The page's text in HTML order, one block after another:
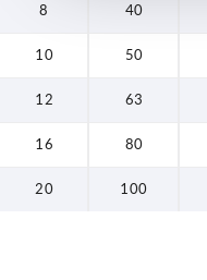
8 40
10 50
12 63
16 80
20 100